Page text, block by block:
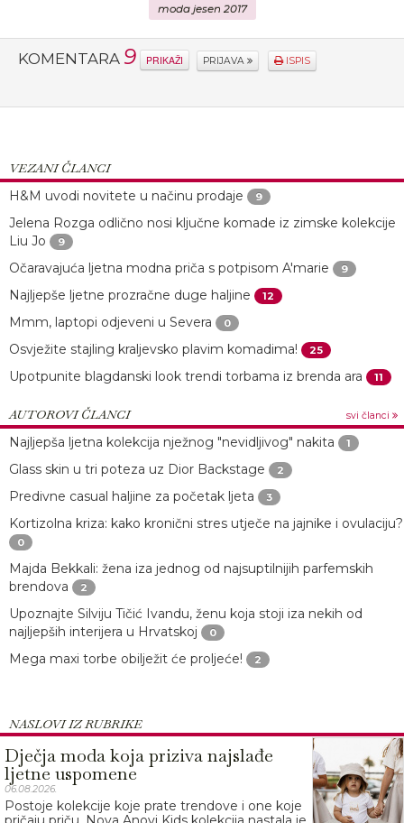
moda jesen 2017
KOMENTARA 9 PRIKAŽI PRIJAVA ISPIS
VEZANI ČLANCI
H&M uvodi novitete u načinu prodaje
9
Jelena Rozga odlično nosi ključne komade iz zimske kolekcije
Liu Jo
9
Očaravajuća ljetna modna priča s potpisom A'marie 9
Najljepše ljetne prozračne duge haljine 12
Mmm, laptopi odjeveni u Severa 0
Osvježite stajling kraljevsko plavim komadima! 25
Upotpunite blagdanski look trendi torbama iz brenda ara 11
AUTOROVI ČLANCI svi članci
Najljepša ljetna kolekcija nježnog "nevidljivog" nakita 1
Glass skin u tri poteza uz Dior Backstage 2
Predivne casual haljine za početak ljeta 3
Kortizolna kriza: kako kronični stres utječe na jajnike i ovulaciju?
0
Majda Bekkali: žena iza jednog od najsuptilnijih parfemskih
brendova
2
Upoznajte Silviju Tičić Ivandu, ženu koja stoji iza nekih od
najljepših interijera u Hrvatskoj
0
Mega maxi torbe obilježit će proljeće! 2
NASLOVI IZ RUBRIKE
Dječja moda koja priziva najslađe
ljetne uspomene
06.08.2026.
Postoje kolekcije koje prate trendove i one koje